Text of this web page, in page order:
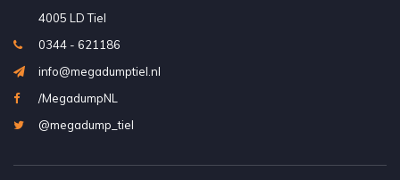
4005 LD Tiel
0344 - 621186
info@megadumptiel.nl
/MegadumpNL
@megadump_tiel